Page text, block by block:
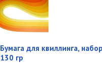
Бумага для квиллинга,
130 гр